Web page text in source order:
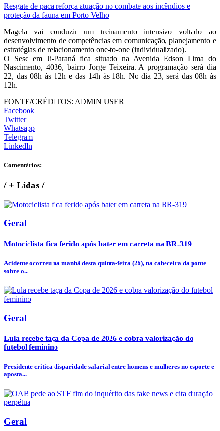
Resgate de paca reforça atuação no combate aos incêndios e
proteção da fauna em Porto Velho
Magela vai conduzir um treinamento intensivo voltado ao
desenvolvimento de competências em comunicação, planejamento e
estratégias de relacionamento one-to-one (individualizado).
O Sesc em Ji-Paraná fica situado na Avenida Edson Lima do
Nascimento, 4036, bairro Jorge Teixeira. A programação será dia
22, das 08h às 12h e das 14h às 18h. No dia 23, será das 08h às
12h.
FONTE/CRÉDITOS: ADMIN USER
Facebook
Twitter
Whatsapp
Telegram
LinkedIn
Comentários:
/+ Lidas /
Geral
Motociclista fica ferido após bater em carreta na BR-319
Acidente ocorreu na manhã desta quinta-feira (26), na cabeceira da ponte
sobre o...
Geral
Lula recebe taça da Copa de 2026 e cobra valorização do
futebol feminino
Presidente critica disparidade salarial entre homens e mulheres no esporte e
aposta...
Geral